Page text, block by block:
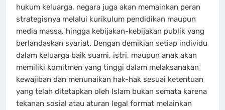
hukum keluarga, negara juga akan memainkan peran
strategisnya melalui kurikulum pendidikan maupun
media massa, hingga kebijakan-kebijakan publik yang
berlandaskan syariat. Dengan demikian setiap individu
dalam keluarga baik suami, istri, maupun anak akan
memiliki komitmen yang tinggi dalam melaksanakan
kewajiban dan menunaikan hak-hak sesuai ketentuan
yang telah ditetapkan oleh Islam bukan semata karena
tekanan sosial atau aturan legal format melainkan